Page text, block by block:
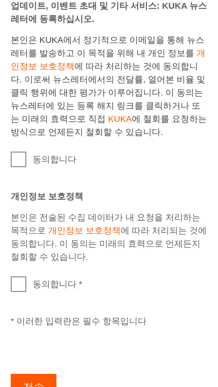
업데이트, 이벤트 초대 및 기타 서비스: KUKA 뉴스
레터에 등록하십시오.
본인은 KUKA에서 정기적으로 이메일을 통해 뉴스
레터를 발송하고 이 목적을 위해 내 개인 정보를개
인정보 보호정책에 따라 처리하는 것에 동의합니
다. 이로써 뉴스레터에서의 전달률, 열어본 비율 및
클릭 행위에 대한 평가가 이루어집니다. 이 동의는
뉴스레터에 있는 등록 해지 링크를 클릭하거나 또
는 미래의 효력으로 직접 KUKA에 철회를 요청하는
방식으로 언제든지 철회할 수 있습니다.
동의합니다
개인정보 보호정책
본인은 전술된 수집 데이터가 내 요청을 처리하는
목적으로개인정보 보호정책에 따라 처리되는 것에
동의합니다. 이 동의는 미래의 효력으로 언제든지
철회할 수 있습니다.
동의합니다
* 이러한 입력란은 필수 항목입니다